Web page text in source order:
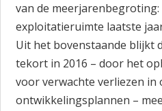
van de
exploitatieruimte laatste
Uit het bovenstaande blijkt
tekort in 2016 – door het
voor verwachte verliezen in
ontwikkelingsplannen –